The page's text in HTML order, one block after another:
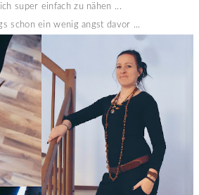
super einfach zu nähen ...
schon ein wenig angst davor ...